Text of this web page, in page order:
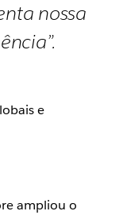
nossa
e
ampliou o